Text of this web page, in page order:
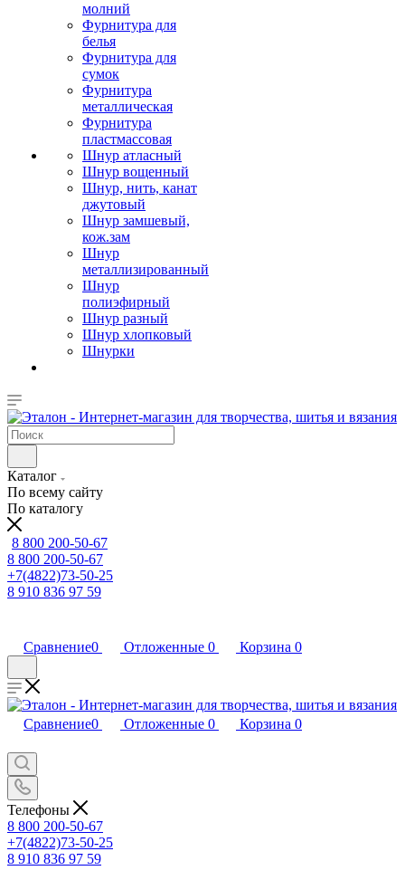
молний
Фурнитура для
белья
Фурнитура для
сумок
Фурнитура
металлическая
Фурнитура
пластмассовая
Шнур атласный
Шнур вощенный
Шнур, нить, канат
джутовый
Шнур замшевый,
кож.зам
Шнур
металлизированный
Шнур
полиэфирный
Шнур разный
Шнур хлопковый
Шнурки
Каталог
По всему сайту
По каталогу
8 800 200-50-67
8 800 200-50-67
+7(4822)73-50-25
8 910 836 97 59
Сравнение0 Отложенные 0 Корзина 0
Сравнение0 Отложенные 0 Корзина 0
Телефоны
8 800 200-50-67
+7(4822)73-50-25
8 910 836 97 59